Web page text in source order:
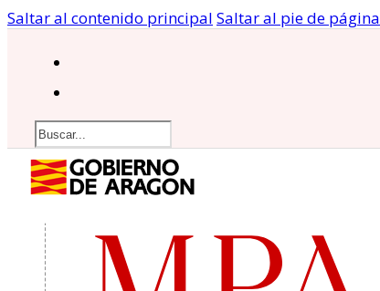
Saltar al contenido principal Saltar al pie de página
Buscar